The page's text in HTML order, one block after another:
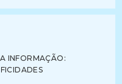
INFORMAÇÃO: